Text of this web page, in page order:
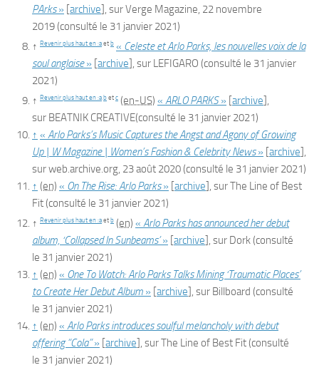
PArks» [archive], surVerge Magazine, 22 novembre
2019(consulté le 31 janvier 2021)
↑ Revenir plus haut en :aetb « Celeste et Arlo Parks, les nouvelles voix de la
soul anglaise» [archive], sur LEFIGARO (consulté le 31 janvier
2021)
↑ Revenir plus haut en :abetc (en-US) « ARLO PARKS» [archive],
sur BEATNIK CREATIVE(consulté le 31 janvier 2021)
↑ « Arlo Parks’s Music Captures the Angst and Agony of Growing
Up | W Magazine | Women’s Fashion & Celebrity News» [archive],
surweb.archive.org, 23 août 2020(consulté le 31 janvier 2021)
↑ (en) « On The Rise: Arlo Parks» [archive], surThe Line of Best
Fit(consulté le 31 janvier 2021)
↑ Revenir plus haut en :aetb (en) « Arlo Parks has announced her debut
album, ‘Collapsed In Sunbeams’» [archive], sur Dork(consulté
le 31 janvier 2021)
↑ (en) « One To Watch: Arlo Parks Talks Mining ‘Traumatic Places’
to Create Her Debut Album » [archive], sur Billboard (consulté
le 31 janvier 2021)
↑ (en) « Arlo Parks introduces soulful melancholy with debut
offering “Cola”» [archive], surThe Line of Best Fit(consulté
le 31 janvier 2021)